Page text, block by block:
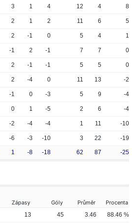
3 1 4 12 4 8
2 1 2 11 6 5
2 -1 0 5 4 1
-1 2 -1 7 7 0
2 -1 -1 5 5 0
2 -4 0 11 13 -2
-1 0 -3 5 9 -4
0 1 -5 2 6 -4
-2 -4 -4 1 11 -10
-6 -3 -10 3 22 -19
1 -8 -18 62 87 -25
Zápasy Góly Průměr Procenta
13 45 3.46 88.46 %